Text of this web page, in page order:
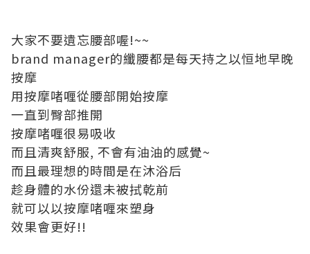
大家不要遺忘腰部喔!~~
brand manager的纖腰都是每天持之以恒地早晚
按摩
用按摩啫喱從腰部開始按摩
一直到臀部推開
按摩啫喱很易吸收
而且清爽舒服, 不會有油油的感覺~
而且最理想的時間是在沐浴后
趁身體的水份還未被拭乾前
就可以以按摩啫喱來塑身
效果會更好!!